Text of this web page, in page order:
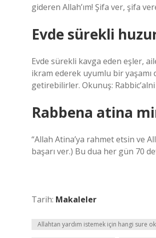
gideren Allah’ım! Şifa ver, şifa
Evde sürekli
Evde sürekli kavga eden eşler,
ikram ederek uyumlu bir
getirebilirler. Okunuş:
Rabbena atina
“Allah Atina’ya rahmet etsin ve
başarı ver.) Bu dua her gün 70
Tarih: Makaleler
Allahtan yardım istemek için hangi sure